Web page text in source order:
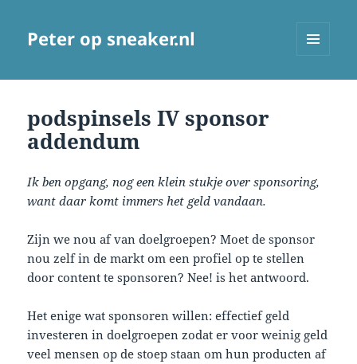
Peter op sneaker.nl
podspinsels IV sponsor
addendum
Ik ben opgang, nog een klein stukje over sponsoring,
want daar komt immers het geld vandaan.
Zijn we nou af van doelgroepen? Moet de sponsor
nou zelf in de markt om een profiel op te stellen
door content te sponsoren? Nee! is het antwoord.
Het enige wat sponsoren willen: effectief geld
investeren in doelgroepen zodat er voor weinig geld
veel mensen op de stoep staan om hun producten af